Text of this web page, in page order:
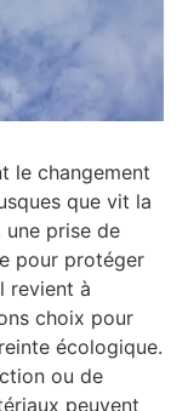
le changement
que vit la
une prise de
pour protéger
revient à
choix pour
écologique.
ou de
peuvent